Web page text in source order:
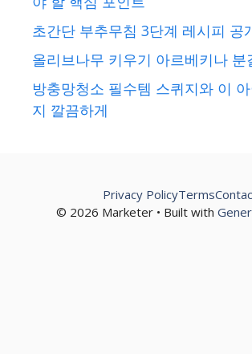
초간단 부추무침 3단계 레시피 공
올리브나무 키우기 아르베키나 분
방충망청소 필수템 스퀴지와 이
지 깔끔하게
© 2026 Marketer • Built with
Privacy PolicyTerms